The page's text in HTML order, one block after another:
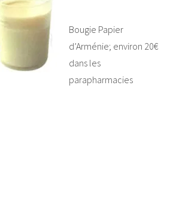
Bougie Papier
d’Arménie; environ 20€
dans les
parapharmacies